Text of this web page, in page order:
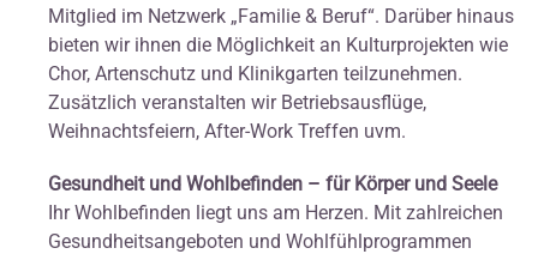
Mitglied im Netzwerk „Familie & Beruf“. Darüber hinaus
bieten wir ihnen die Möglichkeit an Kulturprojekten wie
Chor, Artenschutz und Klinikgarten teilzunehmen.
Zusätzlich veranstalten wir Betriebsausflüge,
Weihnachtsfeiern, After-Work Treffen uvm.
Gesundheit und Wohlbefinden – für Körper und Seele
Ihr Wohlbefinden liegt uns am Herzen. Mit zahlreichen
Gesundheitsangeboten und Wohlfühlprogrammen